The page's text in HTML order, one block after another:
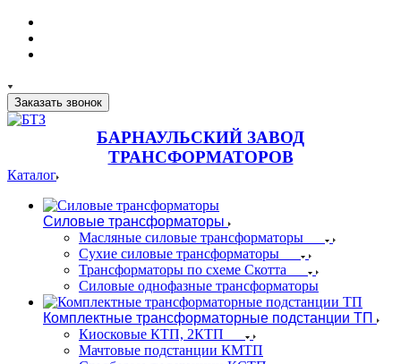
Заказать звонок
БАРНАУЛЬСКИЙ ЗАВОД
ТРАНСФОРМАТОРОВ
Каталог
Силовые трансформаторы
Масляные силовые трансформаторы
Сухие силовые трансформаторы
Трансформаторы по схеме Скотта
Силовые однофазные трансформаторы
Комплектные трансформаторные подстанции ТП
Киосковые КТП, 2КТП
Мачтовые подстанции КМТП